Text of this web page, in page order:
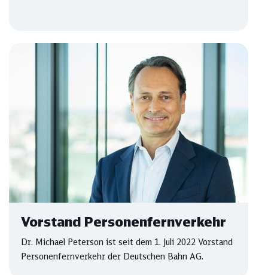
Vorstand Personenfernverkehr
Dr. Michael Peterson ist seit dem 1. Juli 2022 Vorstand
Personenfernverkehr der Deutschen Bahn AG.